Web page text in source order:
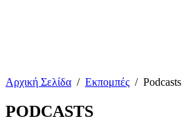
Αρχική Σελίδα / Εκπομπές / Podcasts
PODCASTS